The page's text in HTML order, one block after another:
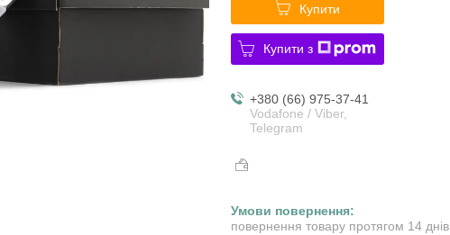
Купити
Купити з
+380 (66) 975-37-41
Vodafone / Viber,
Telegram
повернення товару протягом 14 днів